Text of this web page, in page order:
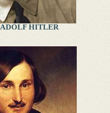
ADOLF HITLER